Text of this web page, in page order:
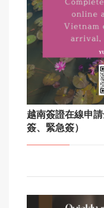
越南簽證在線申
簽、緊急簽）